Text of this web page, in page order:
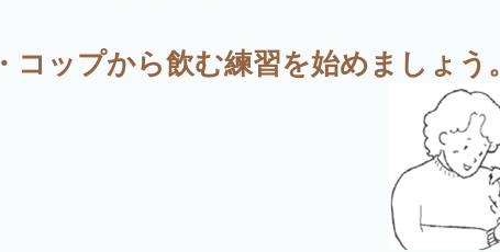
・コップから飲む練習を始めましょう。